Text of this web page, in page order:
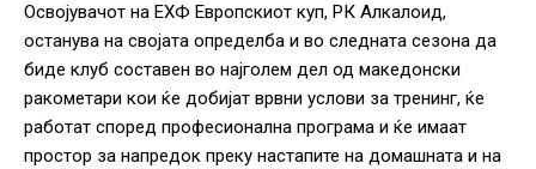
Освојувачот на ЕХФ Европскиот куп, РК Алкалоид,
останува на својата определба и во следната сезона да
биде клуб составен во најголем дел од македонски
ракометари кои ќе добијат врвни услови за тренинг, ќе
работат според професионална програма и ќе имаат
простор за напредок преку настапите на домашната и на